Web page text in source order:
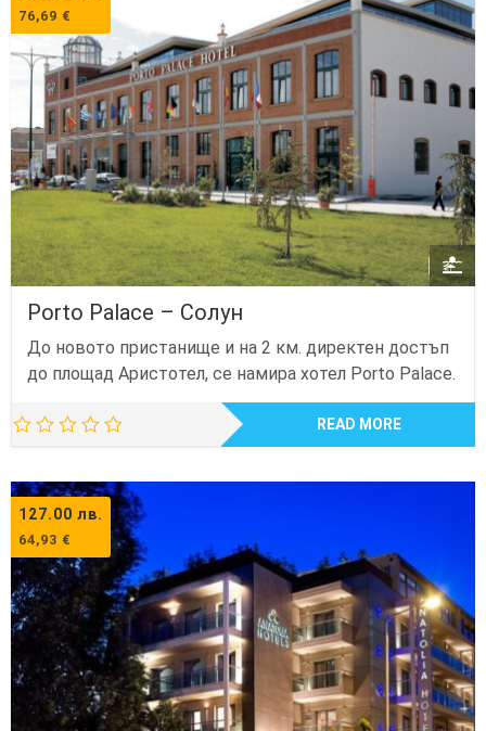
76,69 €
Porto Palace – Солун
До новото пристанище и на 2 км. директен достъп
до площад Аристотел, се намира хотел Porto Palace.
READ MORE
127.00 лв.
64,93 €